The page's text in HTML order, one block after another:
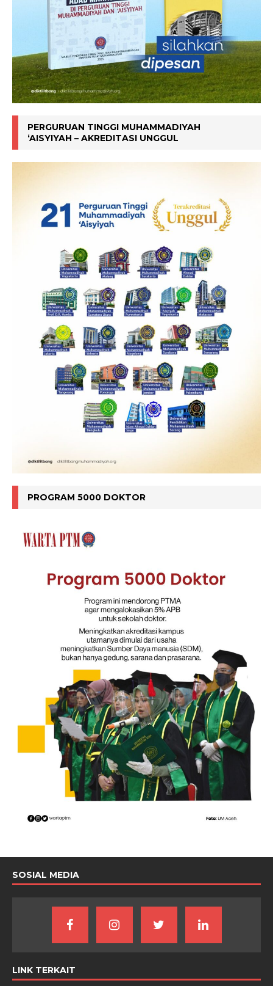
PERGURUAN TINGGI MUHAMMADIYAH
‘AISYIYAH – AKREDITASI UNGGUL
PROGRAM 5000 DOKTOR
SOSIAL MEDIA
LINK TERKAIT